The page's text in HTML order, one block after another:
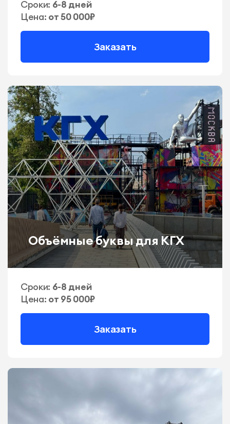
Сроки: 6-8 дней
Цена: от 50 000₽
Заказать
Объёмные буквы для КГХ
Сроки: 6-8 дней
Цена: от 95 000₽
Заказать